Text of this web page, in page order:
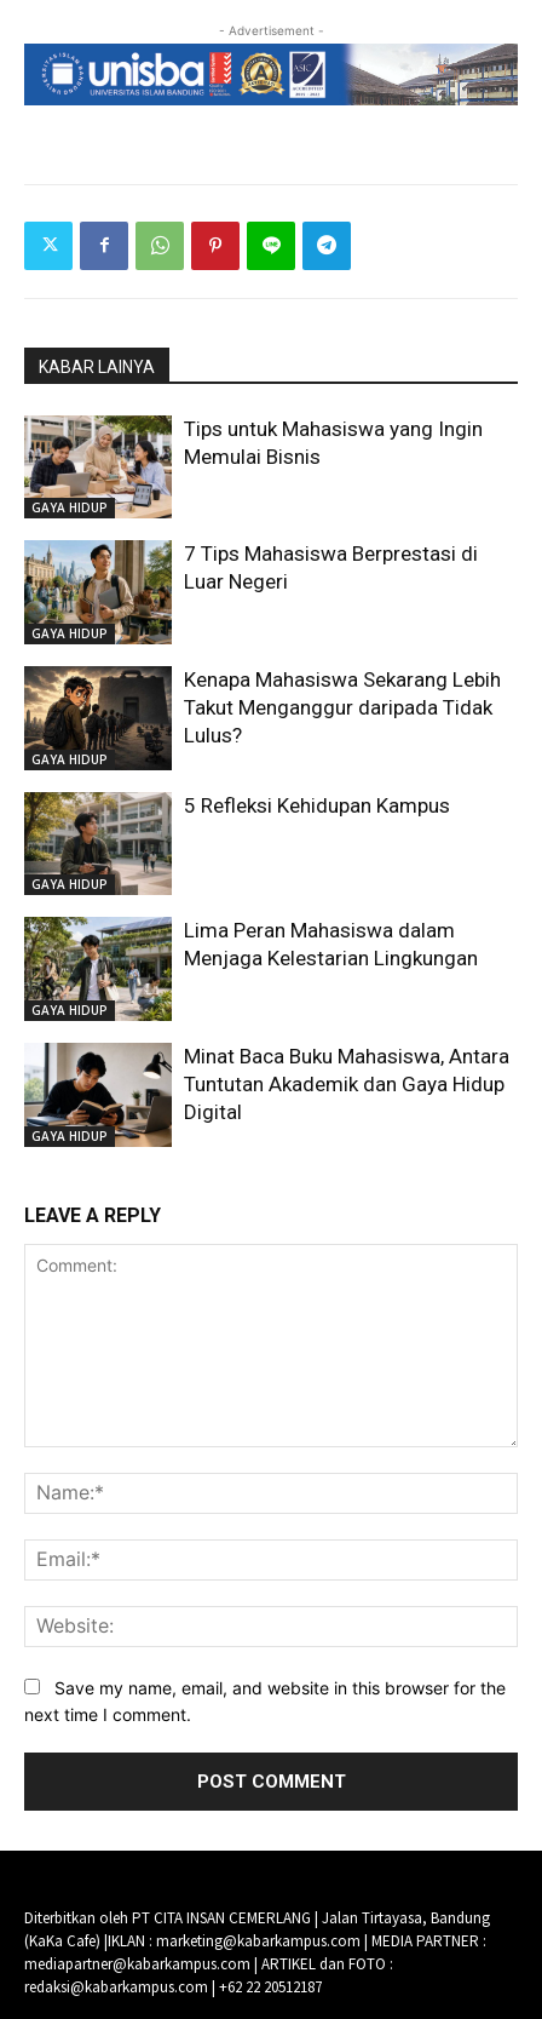
- Advertisement -
KABAR LAINYA
GAYA HIDUP
Tips untuk Mahasiswa yang Ingin
Memulai Bisnis
GAYA HIDUP
7 Tips Mahasiswa Berprestasi di
Luar Negeri
GAYA HIDUP
Kenapa Mahasiswa Sekarang Lebih
Takut Menganggur daripada Tidak
Lulus?
GAYA HIDUP
5 Refleksi Kehidupan Kampus
GAYA HIDUP
Lima Peran Mahasiswa dalam
Menjaga Kelestarian Lingkungan
GAYA HIDUP
Minat Baca Buku Mahasiswa, Antara
Tuntutan Akademik dan Gaya Hidup
Digital
LEAVE A REPLY
Save my name, email, and website in this browser for the
next time I comment.
Diterbitkan oleh PT CITA INSAN CEMERLANG | Jalan Tirtayasa, Bandung
(KaKa Cafe) |IKLAN : marketing@kabarkampus.com | MEDIA PARTNER :
mediapartner@kabarkampus.com | ARTIKEL dan FOTO :
redaksi@kabarkampus.com | +62 22 20512187